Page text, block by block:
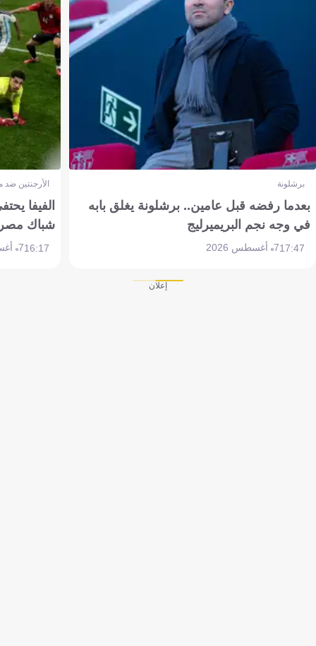
برشلونة
بعدما رفضه قبل عامين.. برشلونة يغلق بابه
في وجه نجم البريميرليج
17:477 أغسطس 2026
الأرجنتين
الفيفا
شباك
16:177 أغسطس 2026
إعلان